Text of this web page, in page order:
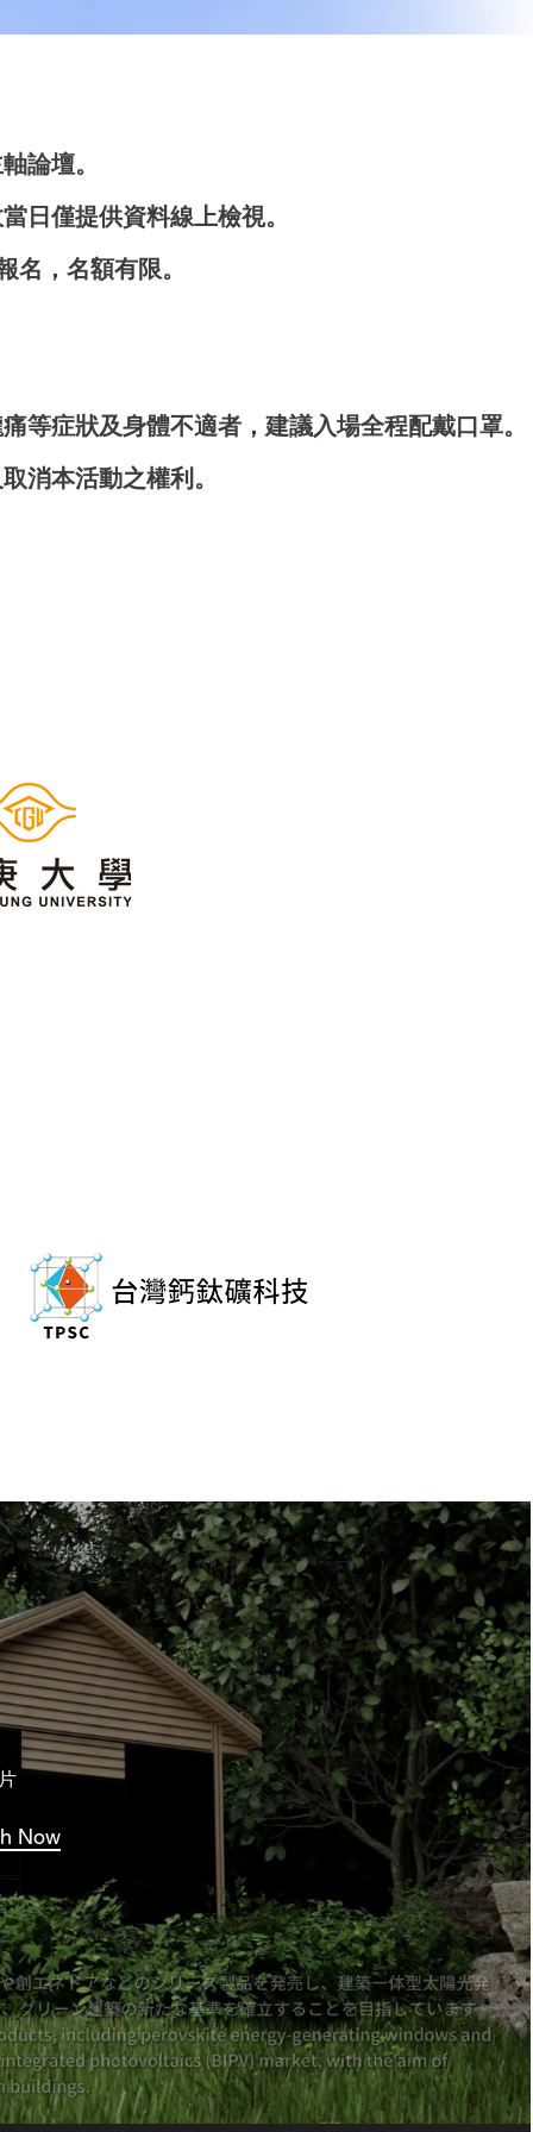
論壇。
日僅提供資料線上檢視。
名，名額有限。
等症狀及身體不適者，建議入場全程配戴口罩。
消本活動之權利。
Now